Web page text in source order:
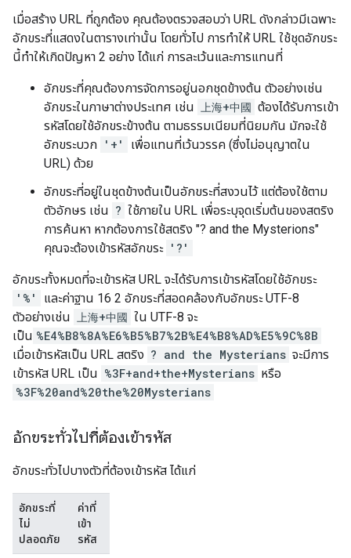
เมื่อสร้าง URL ที่ถูกต้อง คุณต้องตรวจสอบว่า URL ดังกล่าวมีเฉพาะ
อักขระที่แสดงในตารางเท่านั้น โดยทั่วไป การทำให้ URL ใช้ชุดอักขระ
นี้ทำให้เกิดปัญหา 2 อย่าง ได้แก่ การละเว้นและการแทนที่
อักขระที่คุณต้องการจัดการอยู่นอกชุดข้างต้น ตัวอย่างเช่น
อักขระในภาษาต่างประเทศ เช่น 上海+中國 ต้องได้รับการเข้า
รหัสโดยใช้อักขระข้างต้น ตามธรรมเนียมที่นิยมกัน มักจะใช้
อักขระบวก '+'
เพื่อแทนที่เว้นวรรค (ซึ่งไม่อนุญาตใน
URL) ด้วย
อักขระที่อยู่ในชุดข้างต้นเป็นอักขระที่สงวนไว้ แต่ต้องใช้ตาม
ตัวอักษร เช่น ? ใช้ภายใน URL เพื่อระบุจุดเริ่มต้นของสตริง
การค้นหา หากต้องการใช้สตริง "? and the Mysterions"
คุณจะต้องเข้ารหัสอักขระ '?'
อักขระทั้งหมดที่จะเข้ารหัส URL จะได้รับการเข้ารหัสโดยใช้อักขระ
'%'
และค่าฐาน 16 2 อักขระที่สอดคล้องกับอักขระ UTF-8
ตัวอย่างเช่น 上海+中國 ใน UTF-8 จะ
เป็น %E4%B8%8A%E6%B5%B7%2B%E4%B8%AD%E5%9C%8B
เมื่อเข้ารหัสเป็น URL สตริง ? and the Mysterians จะมีการ
เข้ารหัส URL เป็น %3F+and+the+Mysterians หรือ
%3F%20and%20the%20Mysterians
อักขระทั่วไปที่ต้องเข้ารหัส
อักขระทั่วไปบางตัวที่ต้องเข้ารหัส ได้แก่
อักขระที่
ไม่
ปลอดภัย
ค่าที่
เข้า
รหัส